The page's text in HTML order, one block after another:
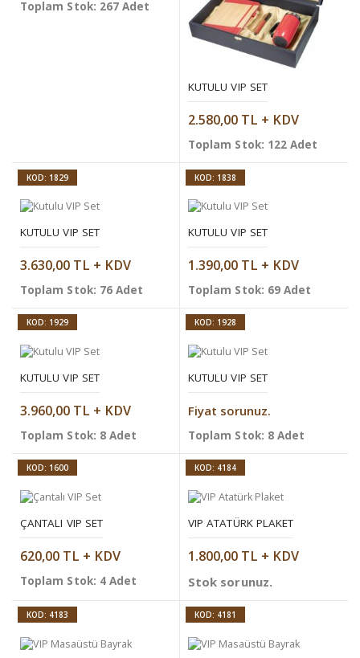
Toplam Stok: 267 Adet
KUTULU VIP SET
2.580,00 TL + KDV
Toplam Stok: 122 Adet
KOD: 1829
KUTULU VIP SET
3.630,00 TL + KDV
Toplam Stok: 76 Adet
KOD: 1838
KUTULU VIP SET
1.390,00 TL + KDV
Toplam Stok: 69 Adet
KOD: 1929
KUTULU VIP SET
3.960,00 TL + KDV
Toplam Stok: 8 Adet
KOD: 1928
KUTULU VIP SET
Fiyat sorunuz.
Toplam Stok: 8 Adet
KOD: 1600
ÇANTALI VIP SET
620,00 TL + KDV
Toplam Stok: 4 Adet
KOD: 4184
VIP ATATÜRK PLAKET
1.800,00 TL + KDV
Stok sorunuz.
KOD: 4183 KOD: 4181